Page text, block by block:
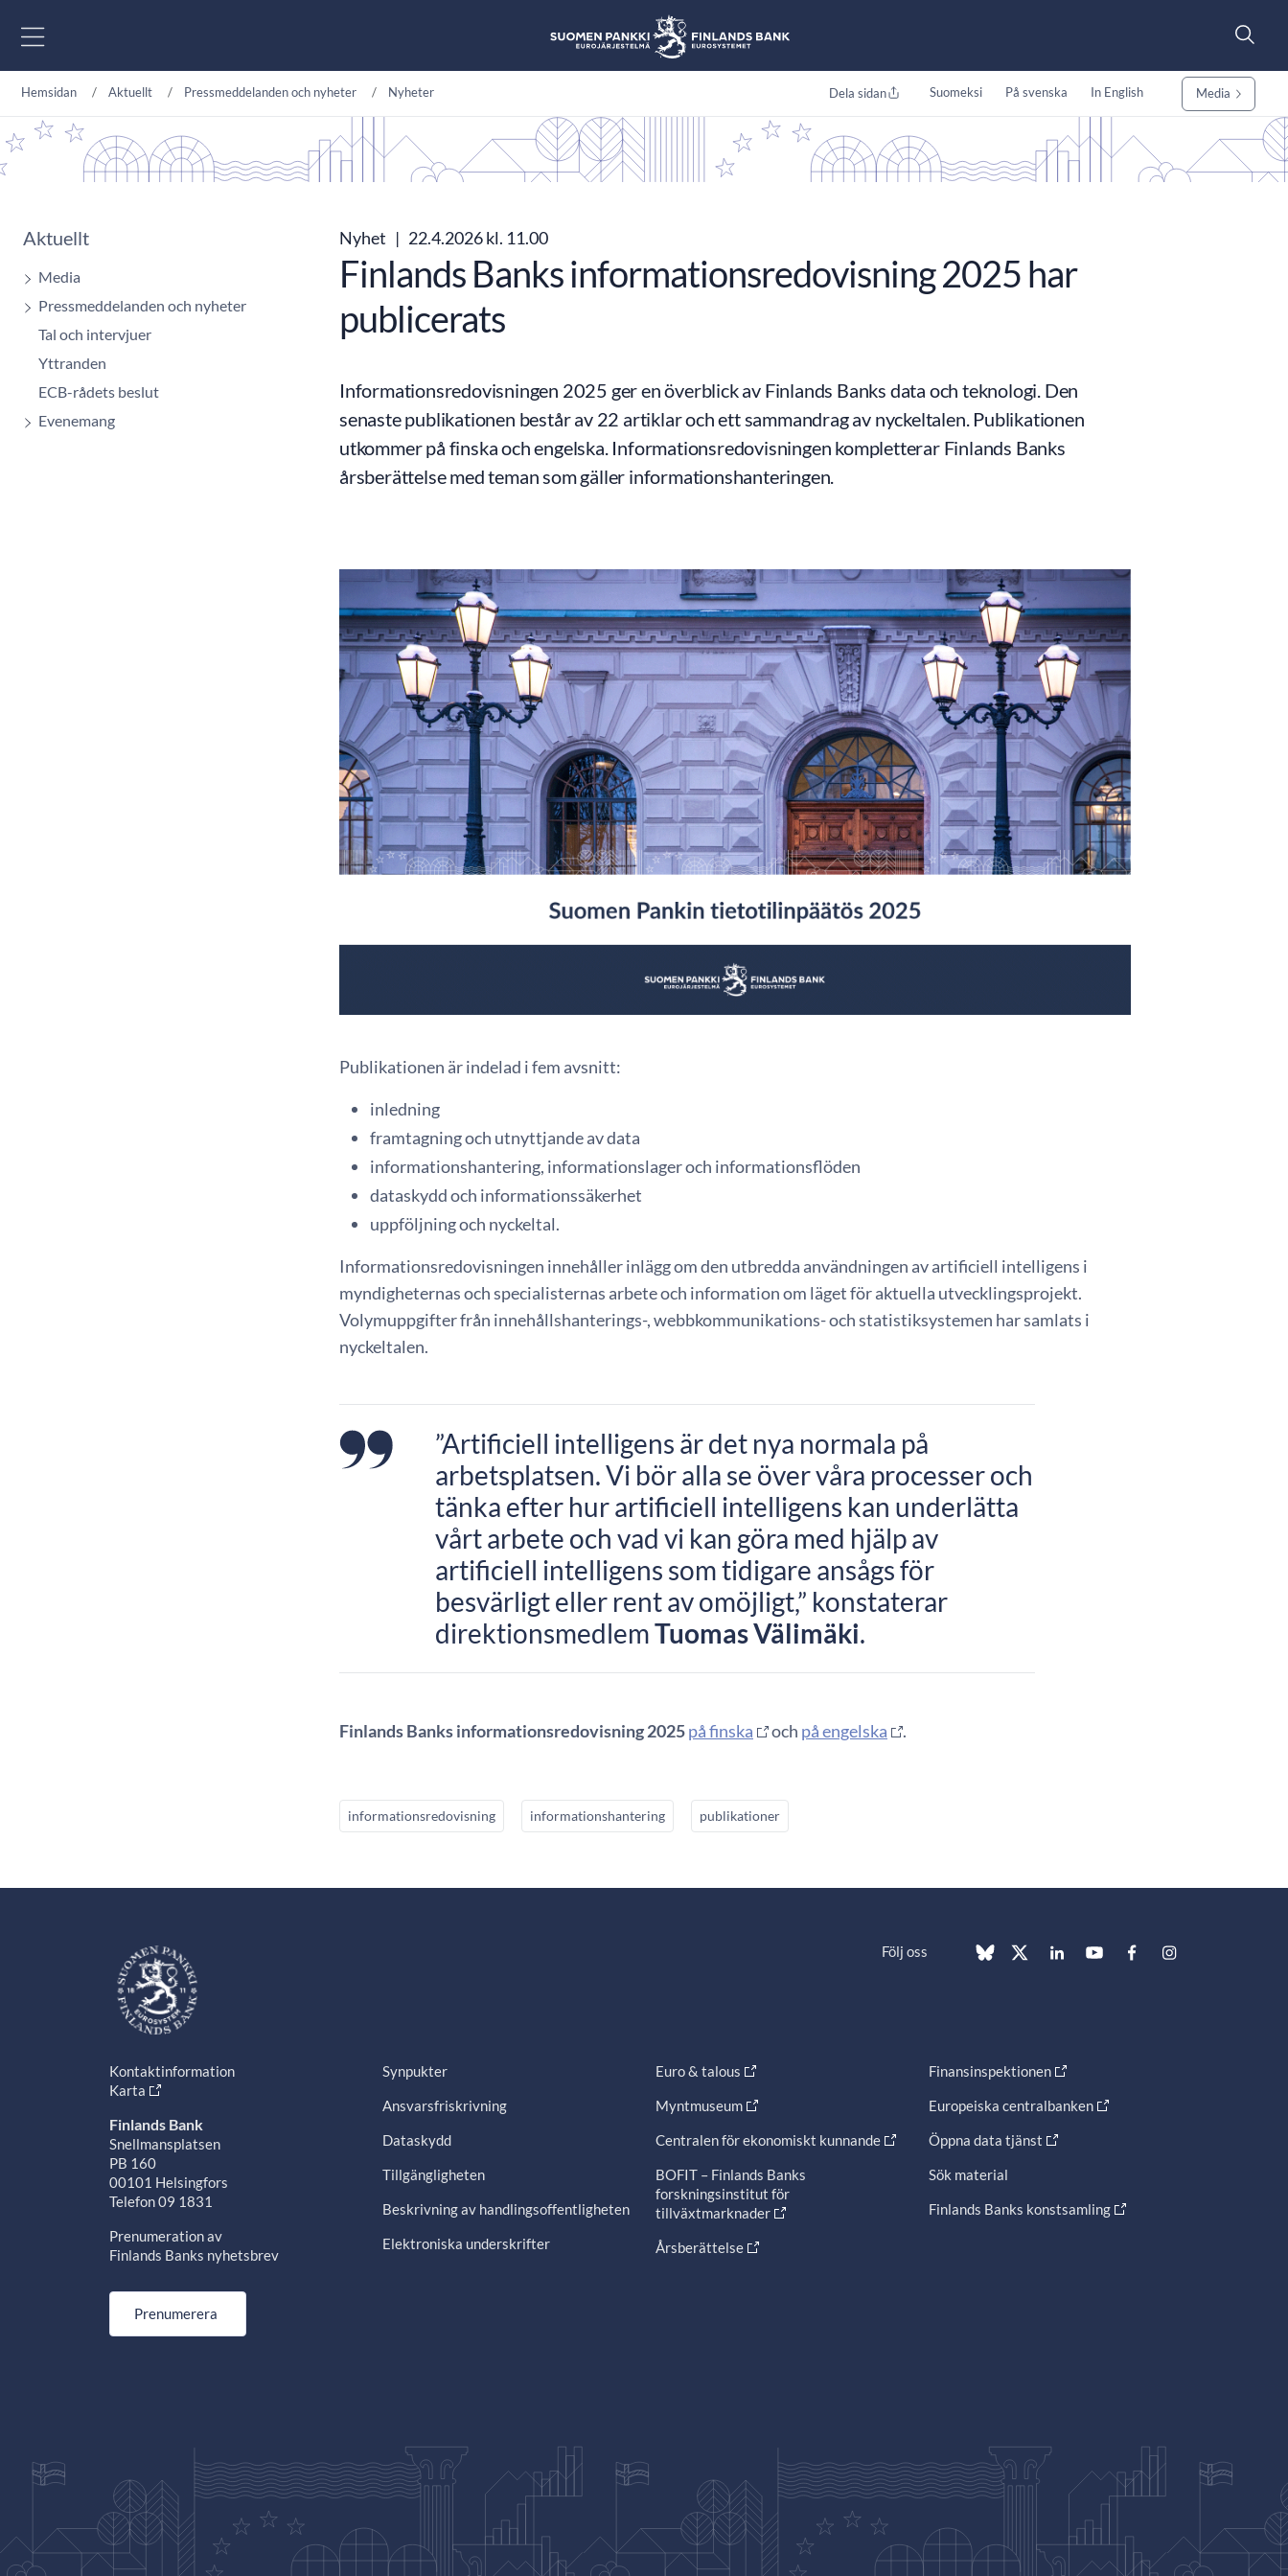
Hemsidan Aktuellt Pressmeddelanden och nyheter Nyheter Dela sidan Suomeksi På svenska In English Media
Aktuellt
Media
Pressmeddelanden och nyheter
Tal och intervjuer
Yttranden
ECB-rådets beslut
Evenemang
Nyhet | 22.4.2026 kl. 11.00
Finlands Banks informationsredovisning 2025 har
publicerats
Informationsredovisningen 2025 ger en överblick av Finlands Banks data och teknologi. Den
senaste publikationen består av 22 artiklar och ett sammandrag av nyckeltalen. Publikationen
utkommer på finska och engelska. Informationsredovisningen kompletterar Finlands Banks
årsberättelse med teman som gäller informationshanteringen.
Publikationen är indelad i fem avsnitt:
inledning
framtagning och utnyttjande av data
informationshantering, informationslager och informationsflöden
dataskydd och informationssäkerhet
uppföljning och nyckeltal.
Informationsredovisningen innehåller inlägg om den utbredda användningen av artificiell intelligens i
myndigheternas och specialisternas arbete och information om läget för aktuella utvecklingsprojekt.
Volymuppgifter från innehållshanterings-, webbkommunikations- och statistiksystemen har samlats i
nyckeltalen.
”Artificiell intelligens är det nya normala på
arbetsplatsen. Vi bör alla se över våra processer och
tänka efter hur artificiell intelligens kan underlätta
vårt arbete och vad vi kan göra med hjälp av
artificiell intelligens som tidigare ansågs för
besvärligt eller rent av omöjligt,” konstaterar
direktionsmedlemTuomas Välimäki.
Finlands Banks informationsredovisning 2025på finska och på engelska .
informationsredovisning informationshantering publikationer
Följ oss
Kontaktinformation
Karta
Finlands Bank
Snellmansplatsen
PB 160
00101 Helsingfors
Telefon 09 1831
Prenumeration av
Finlands Banks nyhetsbrev
Prenumerera
Synpukter
Ansvarsfriskrivning
Dataskydd
Tillgängligheten
Beskrivning av handlingsoffentligheten
Elektroniska underskrifter
Euro & talous
Myntmuseum
Centralen för ekonomiskt kunnande
BOFIT – Finlands Banks
forskningsinstitut för
tillväxtmarknader
Årsberättelse
Finansinspektionen
Europeiska centralbanken
Öppna data tjänst
Sök material
Finlands Banks konstsamling